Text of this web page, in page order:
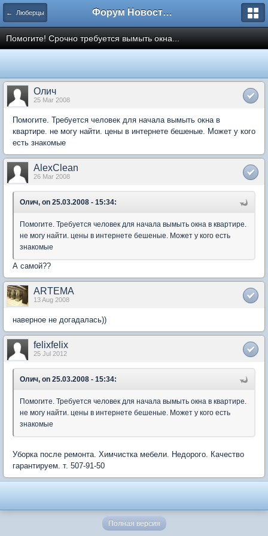
← Люберцы Форум Новостройки
Помогите! Срочно требуется вымыть окна...
Олич
25 Mar 2008
Помогите. Требуется человек для начала вымыть окна в
квартире. не могу найти. цены в интернете бешеные. Может у кого
есть знакомые
AlexClean
26 Mar 2008
Олич, on 25.03.2008 - 15:34:
Помогите. Требуется человек для начала вымыть окна в квартире.
не могу найти. цены в интернете бешеные. Может у кого есть
знакомые
А самой??
ARTEMA
13 Aug 2008
наверное не догадалась))
felixfelix
25 Jul 2012
Олич, on 25.03.2008 - 15:34:
Помогите. Требуется человек для начала вымыть окна в квартире.
не могу найти. цены в интернете бешеные. Может у кого есть
знакомые
Уборка после ремонта. Химчистка мебели. Недорого. Качество
гарантируем. т. 507-91-50
Полная версия